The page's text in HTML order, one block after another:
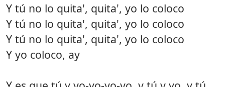
Y tú no lo quita', quita', yo lo coloco
Y tú no lo quita', quita', yo lo coloco
Y tú no lo quita', quita', yo lo coloco
Y yo coloco, ay